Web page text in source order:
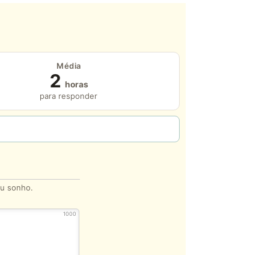
Média
2 horas
para responder
sonho.
1000